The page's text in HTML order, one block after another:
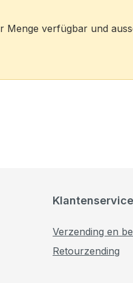
verfügbar und
Klantenservice
Verzending en
Retourzending